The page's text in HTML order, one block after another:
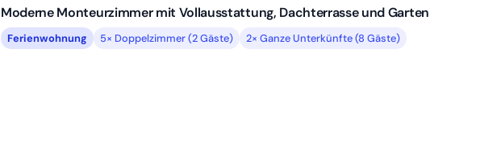
Moderne Monteurzimmer mit Vollausstattung, Dachterrasse und Garten
Ferienwohnung 5× Doppelzimmer (2 Gäste) 2× Ganze Unterkünfte (8 Gäste)